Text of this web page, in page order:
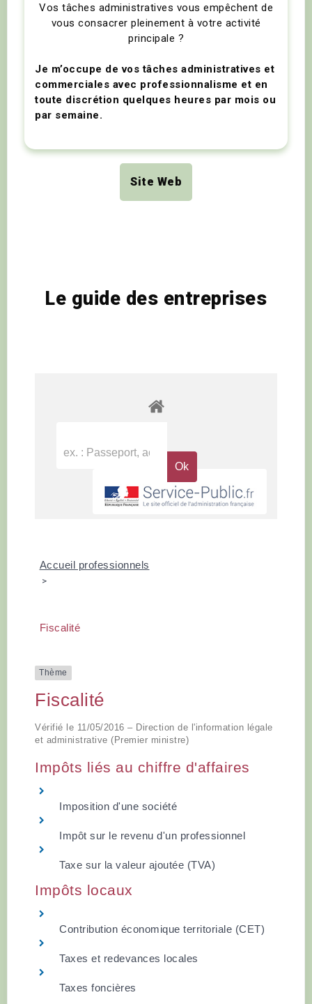
Vos tâches administratives vous empêchent de
vous consacrer pleinement à votre activité
principale ?
Je m’occupe de vos tâches administratives et
commerciales avec professionnalisme et en
toute discrétion quelques heures par mois ou
par semaine.
Site Web
Le guide des entreprises
Accueil professionnels
>
Fiscalité
Thème
Fiscalité
Vérifié le 11/05/2016 – Direction de l'information légale
et administrative (Premier ministre)
Impôts liés au chiffre d'affaires
Imposition d'une société
Impôt sur le revenu d'un professionnel
Taxe sur la valeur ajoutée (TVA)
Impôts locaux
Contribution économique territoriale (CET)
Taxes et redevances locales
Taxes foncières